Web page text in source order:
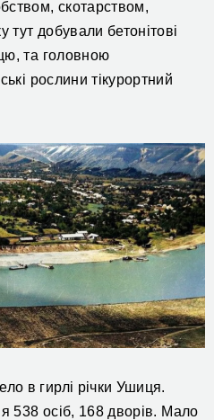
скотарством,
тут добували бетонітові
та головною
рослини тікурортний
в гирлі річки Ушиця.
538 осіб, 168 дворів. Мало